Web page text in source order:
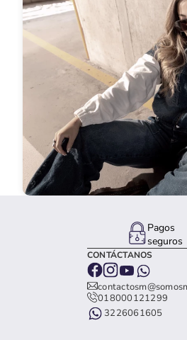
Pagos
seguros
CONTÁCTANOS
018000121299
3226061605